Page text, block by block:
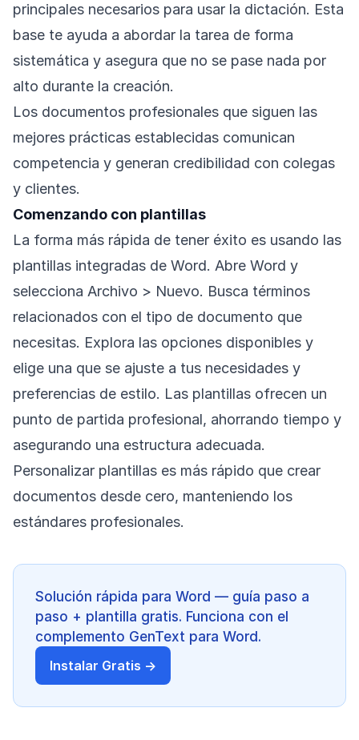
principales necesarios para usar la dictación. Esta
base te ayuda a abordar la tarea de forma
sistemática y asegura que no se pase nada por
alto durante la creación.
Los documentos profesionales que siguen las
mejores prácticas establecidas comunican
competencia y generan credibilidad con colegas
y clientes.
Comenzando con plantillas
La forma más rápida de tener éxito es usando las
plantillas integradas de Word. Abre Word y
selecciona Archivo > Nuevo. Busca términos
relacionados con el tipo de documento que
necesitas. Explora las opciones disponibles y
elige una que se ajuste a tus necesidades y
preferencias de estilo. Las plantillas ofrecen un
punto de partida profesional, ahorrando tiempo y
asegurando una estructura adecuada.
Personalizar plantillas es más rápido que crear
documentos desde cero, manteniendo los
estándares profesionales.
Solución rápida para Word — guía paso a
paso + plantilla gratis. Funciona con el
complemento GenText para Word.
Instalar Gratis →